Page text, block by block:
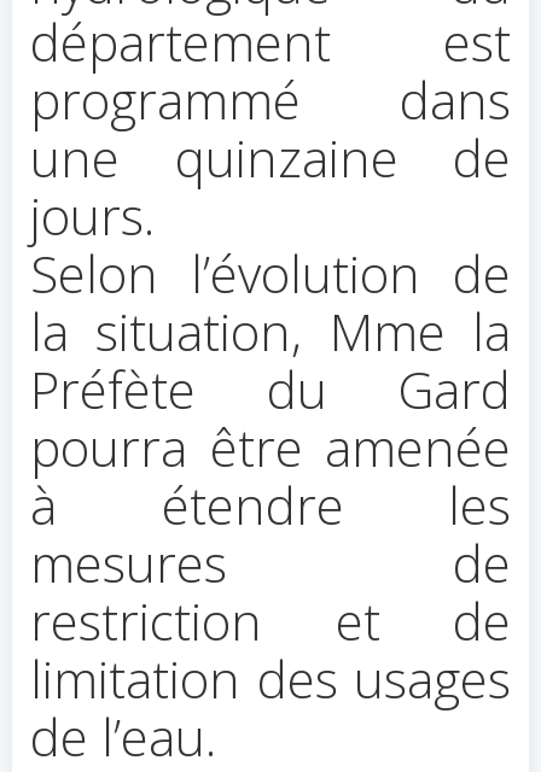
département est
programmé dans
une quinzaine de
jours.
Selon l’évolution de
la situation, Mme la
Préfète du Gard
pourra être amenée
à étendre les
mesures de
restriction et de
limitation des usages
de l’eau.